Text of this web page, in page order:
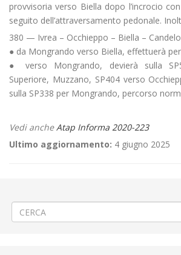
provvisoria verso Biella dopo l’incrocio
seguito dell’attraversamento pedonale.
380 — Ivrea – Occhieppo – Biella –
● da Mongrando verso Biella, effettuerà
● verso Mongrando, devierà sulla
Superiore, Muzzano, SP404 verso
sulla SP338 per Mongrando, percorso
Vedi ancheAtap Informa 2020-223
Ultimo aggiornamento: 4 giugno 2025